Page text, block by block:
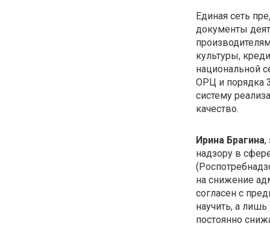
Единая сеть
документы
культуры,
национальной
ОРЦ и порядка
систему
качество.
Ирина Брагина,
надзору в
на снижение
согласен с
научить, а
постоянно